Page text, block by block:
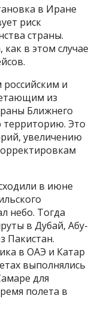
в Иране
риск
страны.
в этом случае
и
из
Ближнего
территорию. Это
увеличению
в июне
небо. Тогда
в Дубай, Абу-
Пакистан.
в ОАЭ и Катар
выполнялись
для
полета в